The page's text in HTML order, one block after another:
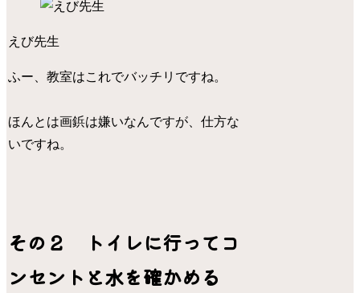
えび先生
ふー、教室はこれでバッチリですね。
ほんとは画鋲は嫌いなんですが、仕方な
いですね。
その２ トイレに行ってコ
ンセントと水を確かめる